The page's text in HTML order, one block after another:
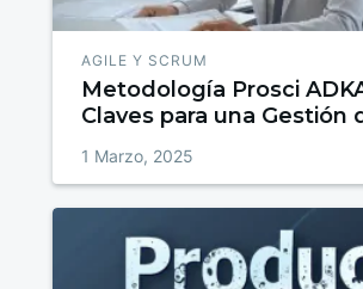
AGILE Y SCRUM
Metodología Prosci
Claves para una Gestión
1 Marzo, 2025